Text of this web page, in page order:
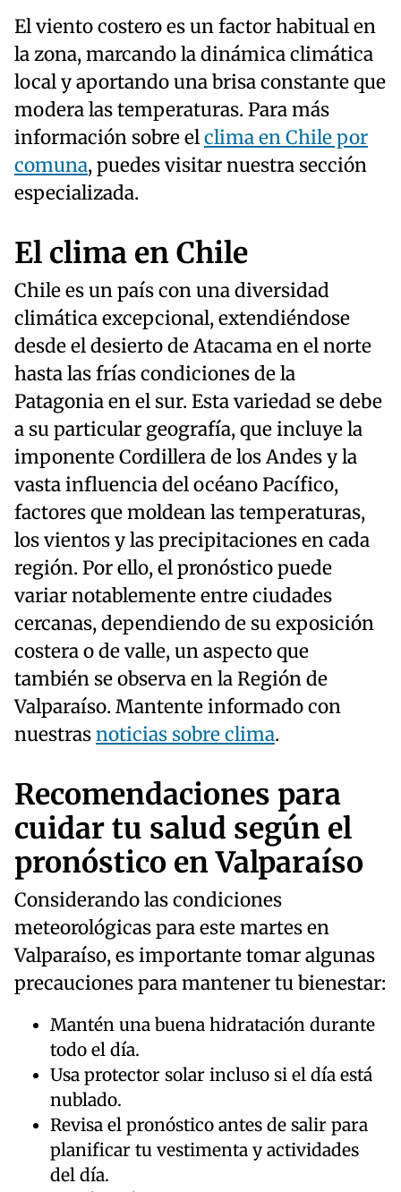
El viento costero es un factor habitual en
la zona, marcando la dinámica climática
local y aportando una brisa constante que
modera las temperaturas. Para más
información sobre elclima en Chile por
comuna, puedes visitar nuestra sección
especializada.
El clima en Chile
Chile es un país con una diversidad
climática excepcional, extendiéndose
desde el desierto de Atacama en el norte
hasta las frías condiciones de la
Patagonia en el sur. Esta variedad se debe
a su particular geografía, que incluye la
imponente Cordillera de los Andes y la
vasta influencia del océano Pacífico,
factores que moldean las temperaturas,
los vientos y las precipitaciones en cada
región. Por ello, el pronóstico puede
variar notablemente entre ciudades
cercanas, dependiendo de su exposición
costera o de valle, un aspecto que
también se observa en la Región de
Valparaíso. Mantente informado con
nuestrasnoticias sobre clima.
Recomendaciones para
cuidar tu salud según el
pronóstico en Valparaíso
Considerando las condiciones
meteorológicas para este martes en
Valparaíso, es importante tomar algunas
precauciones para mantener tu bienestar:
Mantén una buena hidratación durante
todo el día.
Usa protector solar incluso si el día está
nublado.
Revisa el pronóstico antes de salir para
planificar tu vestimenta y actividades
del día.